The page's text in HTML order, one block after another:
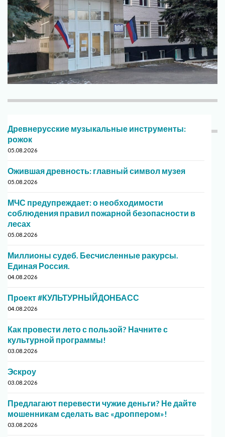
Древнерусские музыкальные инструменты:
рожок
05.08.2026
Ожившая древность: главный символ музея
05.08.2026
МЧС предупреждает: о необходимости
соблюдения правил пожарной безопасности в
лесах
05.08.2026
Миллионы судеб. Бесчисленные ракурсы.
Единая Россия.
04.08.2026
Проект #КУЛЬТУРНЫЙДОНБАСС
04.08.2026
Как провести лето с пользой? Начните с
культурной программы!
03.08.2026
Эскроу
03.08.2026
Предлагают перевести чужие деньги? Не дайте
мошенникам сделать вас «дроппером»!
03.08.2026